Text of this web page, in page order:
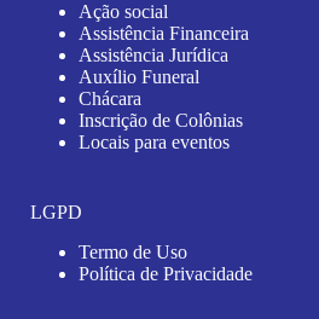
Ação social
Assistência Financeira
Assistência Jurídica
Auxílio Funeral
Chácara
Inscrição de Colônias
Locais para eventos
LGPD
Termo de Uso
Política de Privacidade